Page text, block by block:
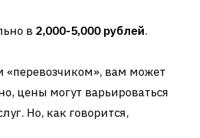
в 2,000-5,000 рублей.
«перевозчиком», вам может
цены могут варьироваться
Но, как говорится,